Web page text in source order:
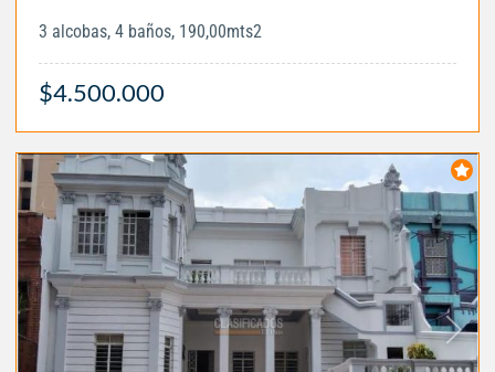
3 alcobas, 4 baños, 190,00mts2
$4.500.000